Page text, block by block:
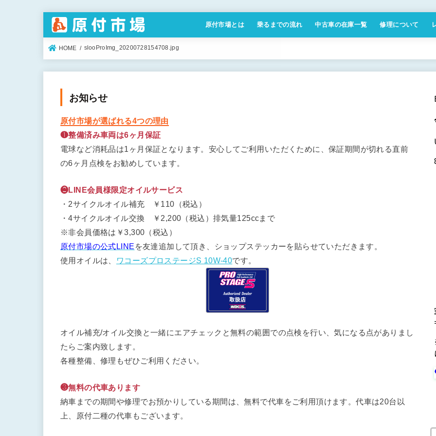
原付市場とは 乗るまでの流れ 中古車の在庫一覧 修理について
HOME slooProImg_20200728154708.jpg
お知らせ
原付市場が選ばれる4つの理由
❶整備済み車両は6ヶ月保証
電球など消耗品は1ヶ月保証となります。安心してご利用いただくために、保証期間が切れる直前
の6ヶ月点検をお勧めしています。
❷LINE会員様限定オイルサービス
・2サイクルオイル補充 ￥110（税込）
・4サイクルオイル交換 ￥2,200（税込）排気量125ccまで
※非会員価格は￥3,300（税込）
原付市場の公式LINE を友達追加して頂き、ショップステッカーを貼らせていただきます。
使用オイルは、
ワコーズプロステージS 10W-40です。
オイル補充/オイル交換と一緒にエアチェックと無料の範囲での点検を行い、気になる点がありまし
たらご案内致します。
各種整備、修理もぜひご利用ください。
❸無料の代車あります
納車までの期間や修理でお預かりしている期間は、無料で代車をご利用頂けます。代車は20台以
上、原付二種の代車もございます。